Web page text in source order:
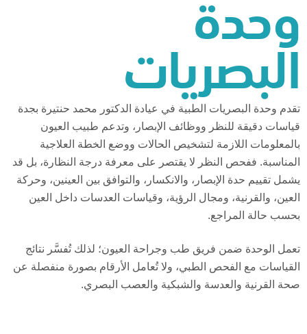
وحدة
البصريات
تقدم وحدة البصريات الطبية في عيادة الدكتور محمد حنتيرة بجدة
قياسات دقيقة للنظر ووظائف الإبصار، وتدعم طبيب العيون
بالمعلومات اللازمة لتشخيص الحالات ووضع الخطة العلاجية
المناسبة. ففحص النظر لا يقتصر على معرفة درجة النظارة، بل قد
يشمل تقييم حدة الإبصار، والانكسار، والتوافق بين العينين، وحركة
العين، والقرنية، ومجال الرؤية، وقياسات العدسات داخل العين
بحسب حالة المراجع.
تعمل الوحدة ضمن فريق طب وجراحة العيون؛ لذلك تُفسَّر نتائج
القياسات مع الفحص الطبي، ولا تُعامل الأرقام بصورة منفصلة عن
صحة القرنية والعدسة والشبكية والعصب البصري.